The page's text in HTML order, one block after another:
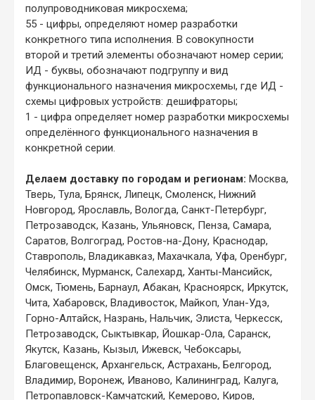
полупроводниковая микросхема;
55 - цифры, определяют номер разработки
конкретного типа исполнения. В совокупности
второй и третий элементы обозначают номер серии;
ИД - буквы, обозначают подгруппу и вид
функционального назначения микросхемы, где ИД -
схемы цифровых устройств: дешифраторы;
1 - цифра определяет номер разработки микросхемы
определённого функционального назначения в
конкретной серии.
Делаем доставку по городам и регионам: Москва,
Тверь, Тула, Брянск, Липецк, Смоленск, Нижний
Новгород, Ярославль, Вологда, Санкт-Петербург,
Петрозаводск, Казань, Ульяновск, Пенза, Самара,
Саратов, Волгоград, Ростов-на-Дону, Краснодар,
Ставрополь, Владикавказ, Махачкала, Уфа, Оренбург,
Челябинск, Мурманск, Салехард, Ханты-Мансийск,
Омск, Тюмень, Барнаул, Абакан, Красноярск, Иркутск,
Чита, Хабаровск, Владивосток, Майкоп, Улан-Удэ,
Горно-Алтайск, Назрань, Нальчик, Элиста, Черкесск,
Петрозаводск, Сыктывкар, Йошкар-Ола, Саранск,
Якутск, Казань, Кызыл, Ижевск, Чебоксары,
Благовещенск, Архангельск, Астрахань, Белгород,
Владимир, Воронеж, Иваново, Калининград, Калуга,
Петропавловск-Камчатский, Кемерово, Киров,